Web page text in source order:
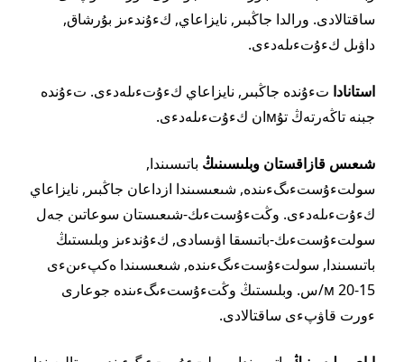
ساقتالادى. ورالدا جاڭبىر, نايزاعاي, كءۇندءىز بۇرشاق,
داۋىل كءۇتءىلەدءى.
استانادا تءۇندە جاڭبىر, نايزاعاي كءۇتءىلەدءى. تءۇندە
جبنە تاڭەرتەڭ تۇмان كءۇتءىلەدءى.
شىعىس قازاقستان وبلىسىنىڭ باتىسىندا,
سولتءۇستءىگءىندە, شىعىسىندا ازداعان جاڭبىر, نايزاعاي
كءۇتءىلەدءى. وڭتءۇستءىك-شىعىستان سوعاتىن جەل
سولتءۇستءىك-باتىسقا اۋىسادى, كءۇندءىز وبلىستىڭ
باتىسىندا, سولتءۇستءىگءىندە, شىعىسىندا ەكپءىنءى
15-20 м/س. وبلىستىڭ وڭتءۇستءىگءىندە جوعارى
ءورت قاۋپءى ساقتالادى.